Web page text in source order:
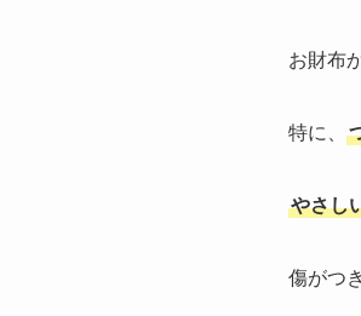
お財布
特に、
やさし
傷がつ